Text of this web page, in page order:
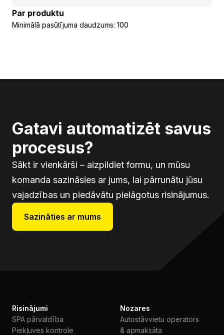
Par produktu
Minimālā pasūtījuma daudzums: 100
Gatavi automatizēt savus
procesus?
Sākt ir vienkārši – aizpildiet formu, un mūsu
komanda sazināsies ar jums, lai pārrunātu jūsu
vajadzības un piedāvātu pielāgotus risinājumus.
Sazināties ar mums
Risinājumi
SPA pārvaldība
Piekļuves kontrole
Nozares
Autostāvvietu operators
& apmaksāta